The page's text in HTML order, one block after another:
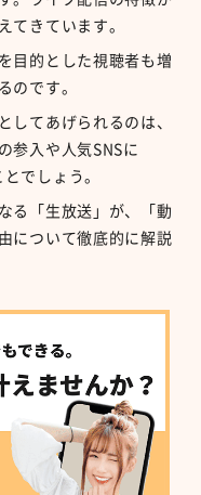
てきています。
目的とした視聴者も増
のです。
してあげられるのは、
参入や人気SNSに
でしょう。
る「生放送」が、「動
について徹底的に解説